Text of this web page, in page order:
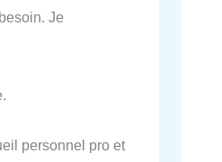
Je
personnel pro et